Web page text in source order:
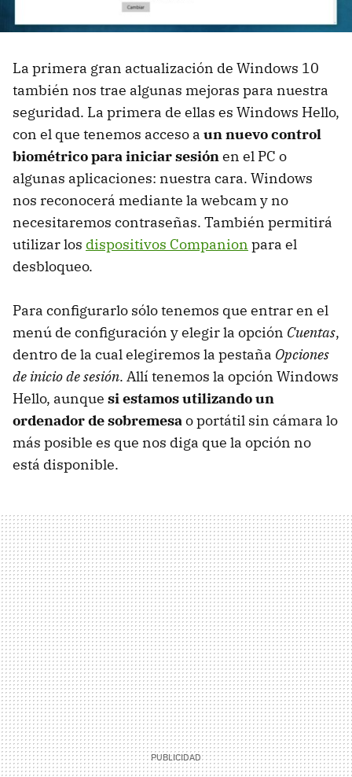
La primera gran actualización de Windows 10
también nos trae algunas mejoras para nuestra
seguridad. La primera de ellas es Windows Hello,
con el que tenemos acceso a un nuevo control
biométrico para iniciar sesiónen el PC o
algunas aplicaciones: nuestra cara. Windows
nos reconocerá mediante la webcam y no
necesitaremos contraseñas. También permitirá
utilizar los dispositivos Companion para el
desbloqueo.
Para configurarlo sólo tenemos que entrar en el
menú de configuración y elegir la opción Cuentas,
dentro de la cual elegiremos la pestaña Opciones
de inicio de sesión. Allí tenemos la opción Windows
Hello, aunque si estamos utilizando un
ordenador de sobremesao portátil sin cámara lo
más posible es que nos diga que la opción no
está disponible.